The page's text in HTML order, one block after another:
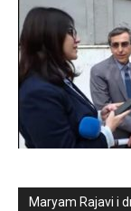
Maryam Rajavi i